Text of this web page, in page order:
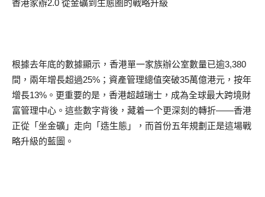
香港家辦2.0 從金礦到生態圈的戰略升級
根據去年底的數據顯示，香港單一家族辦公室數量已逾3,380
間，兩年增長超過25%；資產管理總值突破35萬億港元，按年
增長13%。更重要的是，香港超越瑞士，成為全球最大跨境財
富管理中心。這些數字背後，藏着一个更深刻的轉折——香港
正從「坐金礦」走向「造生態」，而首份五年規劃正是這場戰
略升級的藍圖。